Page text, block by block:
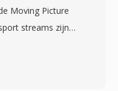
Moving Picture
streams zijn
en